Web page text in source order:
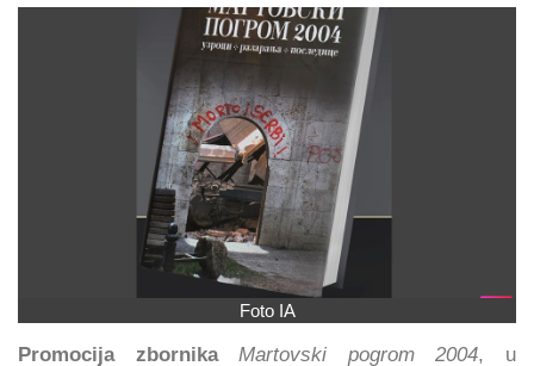
Foto IA
Promocija zbornika Martovski pogrom 2004, u